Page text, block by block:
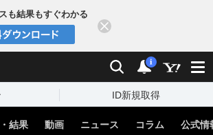
も結果もすぐわかる
検索 通知
i
ID新規取得
結果 動画 ニュース コラム 公式情